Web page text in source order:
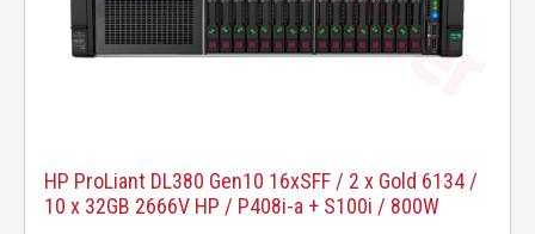
HP ProLiant DL380 Gen10 16xSFF / 2 x Gold 6134 /
10 x 32GB 2666V HP / P408i-a + S100i / 800W